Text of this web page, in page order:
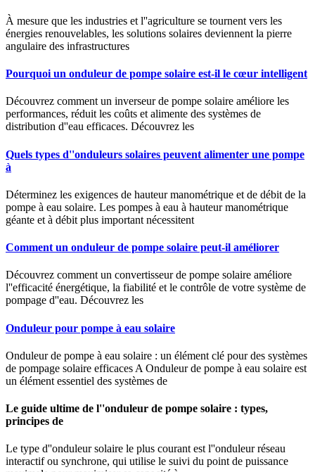
À mesure que les industries et l''agriculture se tournent vers les
énergies renouvelables, les solutions solaires deviennent la pierre
angulaire des infrastructures
Pourquoi un onduleur de pompe solaire est-il le cœur intelligent
Découvrez comment un inverseur de pompe solaire améliore les
performances, réduit les coûts et alimente des systèmes de
distribution d''eau efficaces. Découvrez les
Quels types d''onduleurs solaires peuvent alimenter une pompe
à
Déterminez les exigences de hauteur manométrique et de débit de la
pompe à eau solaire. Les pompes à eau à hauteur manométrique
géante et à débit plus important nécessitent
Comment un onduleur de pompe solaire peut-il améliorer
Découvrez comment un convertisseur de pompe solaire améliore
l''efficacité énergétique, la fiabilité et le contrôle de votre système de
pompage d''eau. Découvrez les
Onduleur pour pompe à eau solaire
Onduleur de pompe à eau solaire : un élément clé pour des systèmes
de pompage solaire efficaces A Onduleur de pompe à eau solaire est
un élément essentiel des systèmes de
Le guide ultime de l''onduleur de pompe solaire : types,
principes de
Le type d''onduleur solaire le plus courant est l''onduleur réseau
interactif ou synchrone, qui utilise le suivi du point de puissance